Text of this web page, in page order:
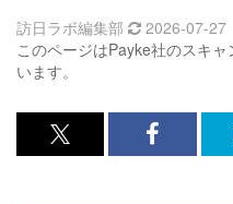
このページはPayke社のスキ
います。
訪日ラボ編集部 2026-07-27
x<br>